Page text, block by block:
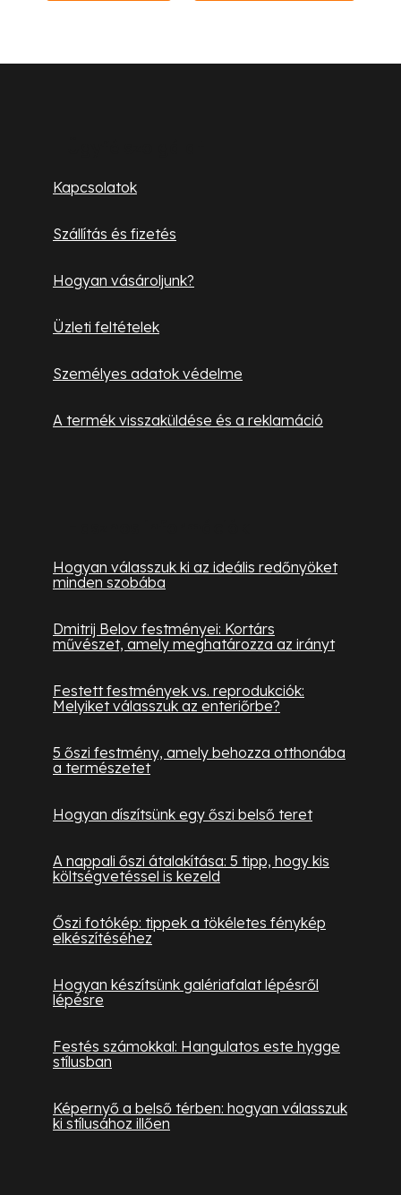
Kapcsolatok
Szállítás és fizetés
Hogyan vásároljunk?
Üzleti feltételek
Személyes adatok védelme
A termék visszaküldése és a reklamáció
Hogyan válasszuk ki az ideális redőnyöket
minden szobába
Dmitrij Belov festményei: Kortárs
művészet, amely meghatározza az irányt
Festett festmények vs. reprodukciók:
Melyiket válasszuk az enteriőrbe?
5 őszi festmény, amely behozza otthonába
a természetet
Hogyan díszítsünk egy őszi belső teret
A nappali őszi átalakítása: 5 tipp, hogy kis
költségvetéssel is kezeld
Őszi fotókép: tippek a tökéletes fénykép
elkészítéséhez
Hogyan készítsünk galériafalat lépésről
lépésre
Festés számokkal: Hangulatos este hygge
stílusban
Képernyő a belső térben: hogyan válasszuk
ki stílusához illően